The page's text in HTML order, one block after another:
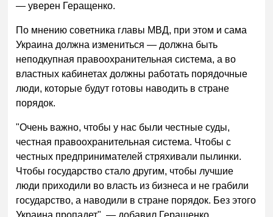
— уверен Геращенко.
По мнению советника главы МВД, при этом и сама
Украина должна измениться — должна быть
неподкупная правоохранительная система, а во
властных кабинетах должны работать порядочные
люди, которые будут готовы наводить в стране
порядок.
"Очень важно, чтобы у нас были честные суды,
честная правоохранительная система. Чтобы с
честных предпринимателей стряхивали пылинки.
Чтобы государство стало другим, чтобы лучшие
люди приходили во власть из бизнеса и не грабили
государство, а наводили в стране порядок. Без этого
Украина пропадет", — добавил Геращенко.